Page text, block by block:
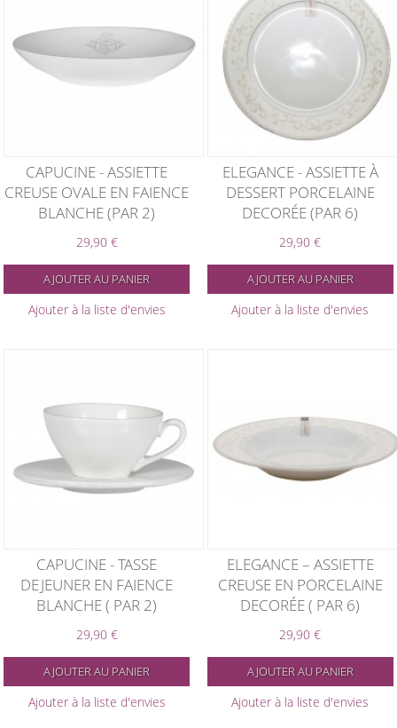
CAPUCINE - ASSIETTE
CREUSE OVALE EN FAIENCE
BLANCHE (PAR 2)
29,90 €
AJOUTER AU PANIER
Ajouter à la liste d'envies
ELEGANCE - ASSIETTE À
DESSERT PORCELAINE
DECORÉE (PAR 6)
29,90 €
AJOUTER AU PANIER
Ajouter à la liste d'envies
CAPUCINE - TASSE
DEJEUNER EN FAIENCE
BLANCHE ( PAR 2)
29,90 €
AJOUTER AU PANIER
Ajouter à la liste d'envies
ELEGANCE – ASSIETTE
CREUSE EN PORCELAINE
DECORÉE ( PAR 6)
29,90 €
AJOUTER AU PANIER
Ajouter à la liste d'envies